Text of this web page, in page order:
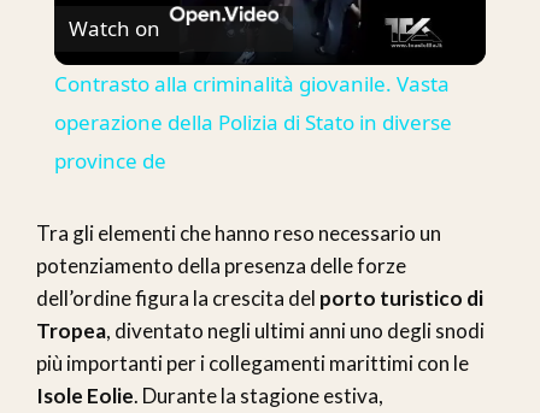
Video
Watch on
Contrasto alla criminalità giovanile. Vasta
operazione della Polizia di Stato in diverse
province de
Tra gli elementi che hanno reso necessario un
potenziamento della presenza delle forze
dell’ordine figura la crescita del porto turistico di
Tropea, diventato negli ultimi anni uno degli snodi
più importanti per i collegamenti marittimi con le
Isole Eolie. Durante la stagione estiva,